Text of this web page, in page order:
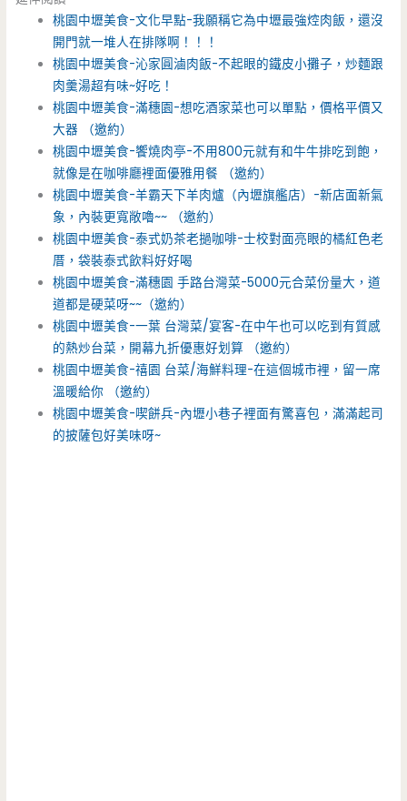
桃園中壢美食-文化早點-我願稱它為中壢最強焢肉飯，還沒
開門就一堆人在排隊啊！！！
桃園中壢美食-沁家圓滷肉飯-不起眼的鐵皮小攤子，炒麵跟
肉羹湯超有味~好吃！
桃園中壢美食-滿穗園-想吃酒家菜也可以單點，價格平價又
大器 （邀約）
桃園中壢美食-饗燒肉亭-不用800元就有和牛牛排吃到飽，
就像是在咖啡廳裡面優雅用餐 （邀約）
桃園中壢美食-羊霸天下羊肉爐（內壢旗艦店）-新店面新氣
象，內裝更寬敞嚕~~ （邀約）
桃園中壢美食-泰式奶茶老撾咖啡-士校對面亮眼的橘紅色老
厝，袋裝泰式飲料好好喝
桃園中壢美食-滿穗園 手路台灣菜-5000元合菜份量大，道
道都是硬菜呀~~（邀約）
桃園中壢美食-一葉 台灣菜/宴客-在中午也可以吃到有質感
的熱炒台菜，開幕九折優惠好划算 （邀約）
桃園中壢美食-禧園 台菜/海鮮料理-在這個城市裡，留一席
溫暖給你 （邀約）
桃園中壢美食-喫餅兵-內壢小巷子裡面有驚喜包，滿滿起司
的披薩包好美味呀~